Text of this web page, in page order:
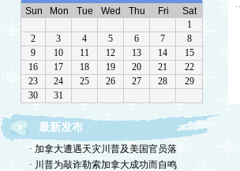
最新发布
· 加拿大遭遇天灾川普及美国官员落
· 川普为敲诈勒索加拿大成功而自鸣